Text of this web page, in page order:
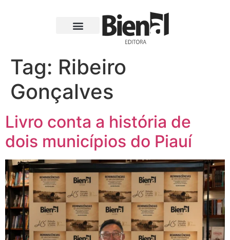
Tag: Ribeiro
Gonçalves
Livro conta a história de
dois municípios do Piauí